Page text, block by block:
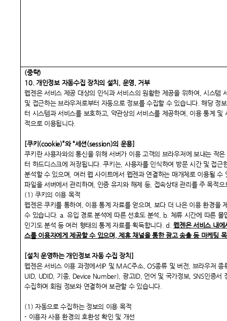
(중략)
10. 개인정보 자동수집 장치의 설치, 운영, 거부
웹젠은 서비스 제공 대상의 인식과 서비스의 원활한 제공을 위하여, 시스템
및 접근하는 브라우저로부터 자동으로 정보를 수집할 수 있습니다. 해당 정
터 시스템과 서비스를 보호하고, 약관상의 서비스를 제공하며, 이용 통계 및
적으로 이용됩니다.
[쿠키(cookie)”와 “세션(session)의 운용]
쿠키란 사용자와의 통신을 위해 서버가 이용 고객의 브라우저에 보내는 작
터 하드디스크에 저장됩니다. 쿠키는, 사용자를 인식하여 방문 시간 및 접근
분석할 수 있으며, 여러 웹 사이트에서 웹젠과 연결하는 매개체로 이용될 수
파일을 서버에서 관리하며, 인증 유지와 해제 등, 접속상태 관리를 주 목적으
(1) 쿠키의 이용 목적
웹젠은 쿠키를 통하여, 이용 통계 자료를 얻으며, 보다 더 나은 이용 환경을
수 있습니다. a. 유입 경로 분석에 따른 선호도 분석, b. 체류 시간에 따른 몰
인기도 분석 등 여러 형태의 통계 자료를 획득합니다. d.웹젠은 서비스 내에
스를 이용자에게 제공할 수 있으며, 제휴 채널을 통한 광고 송출 등 마케팅
[설치 운영하는 개인정보 자동 수집 장치]
웹젠은 서비스 이용 과정에서IP 및 MAC주소, OS종류 및 버전, 브라우저 종
UID, UDID, 기종, Device Number), 광고ID, 언어 및 국가정보, SNS인증서
수집하며 회원 정보와 연결하여 보관할 수 있습니다.
(1) 자동으로 수집하는 정보의 이용 목적
- 이용자 사용 환경의 호환성 확인 및 개선